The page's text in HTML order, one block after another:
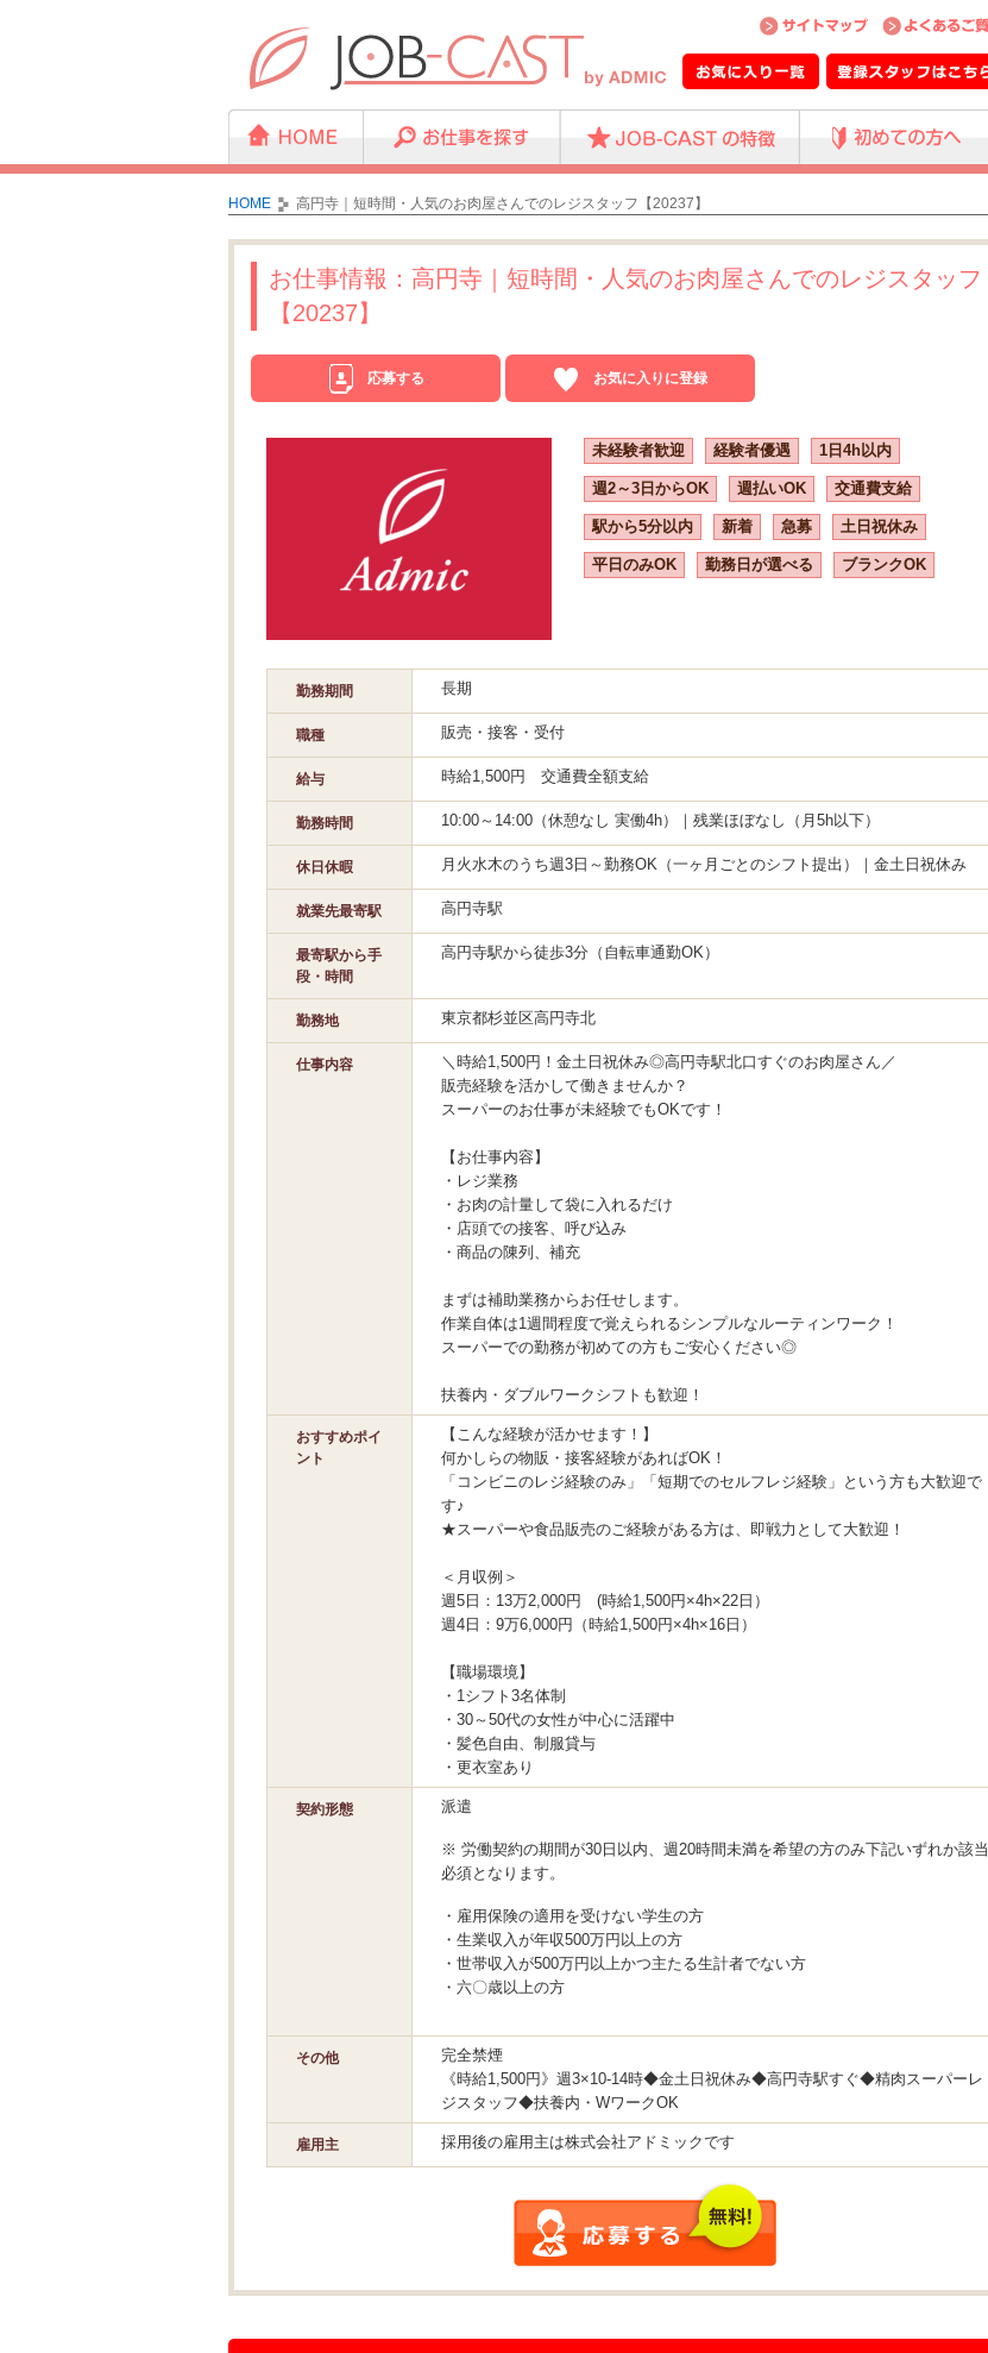
HOME 高円寺｜短時間・人気のお肉屋さんでのレジスタッフ【20237】
お仕事情報：高円寺｜短時間・人気のお肉屋さんでのレジスタッフ
【20237】
応募する お気に入りに登録
未経験者歓迎 経験者優遇 1日4h以内
週2～3日からOK 週払いOK 交通費支給
駅から5分以内 新着 急募 土日祝休み
平日のみOK 勤務日が選べる ブランクOK
勤務期間 長期
職種 販売・接客・受付
給与 時給1,500円 交通費全額支給
勤務時間 10:00～14:00（休憩なし 実働4h）｜残業ほぼなし（月5h以下）
休日休暇 月火水木のうち週3日～勤務OK（一ヶ月ごとのシフト提出）｜金土日祝休み
就業先最寄駅 高円寺駅
最寄駅から手
段・時間
高円寺駅から徒歩3分（自転車通勤OK）
勤務地 東京都杉並区高円寺北
仕事内容
＼時給1,500円！金土日祝休み◎高円寺駅北口すぐのお肉屋さん／
販売経験を活かして働きませんか？
スーパーのお仕事が未経験でもOKです！
【お仕事内容】
・レジ業務
・お肉の計量して袋に入れるだけ
・店頭での接客、呼び込み
・商品の陳列、補充
まずは補助業務からお任せします。
作業自体は1週間程度で覚えられるシンプルなルーティンワーク！
スーパーでの勤務が初めての方もご安心ください◎
扶養内・ダブルワークシフトも歓迎！
おすすめポイ
ント
【こんな経験が活かせます！】
何かしらの物販・接客経験があればOK！
「コンビニのレジ経験のみ」「短期でのセルフレジ経験」という方も大歓迎で
す♪
★スーパーや食品販売のご経験がある方は、即戦力として大歓迎！
＜月収例＞
週5日：13万2,000円 (時給1,500円×4h×22日）
週4日：9万6,000円（時給1,500円×4h×16日）
【職場環境】
・1シフト3名体制
・30～50代の女性が中心に活躍中
・髪色自由、制服貸与
・更衣室あり
契約形態 派遣
※ 労働契約の期間が30日以内、週20時間未満を希望の方のみ下記いずれか該当
必須となります。
・雇用保険の適用を受けない学生の方
・生業収入が年収500万円以上の方
・世帯収入が500万円以上かつ主たる生計者でない方
・六〇歳以上の方
その他
完全禁煙
《時給1,500円》週3×10-14時◆金土日祝休み◆高円寺駅すぐ◆精肉スーパーレ
ジスタッフ◆扶養内・WワークOK
雇用主 採用後の雇用主は株式会社アドミックです